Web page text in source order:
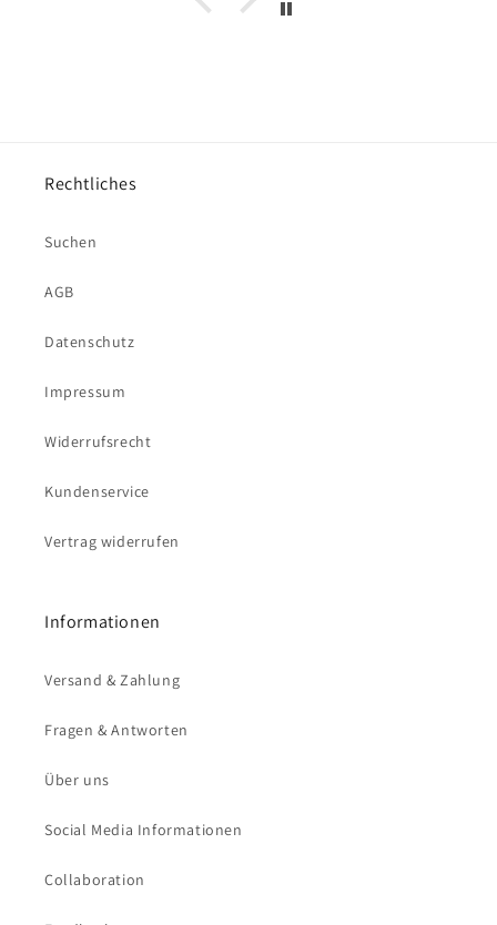
Rechtliches
Suchen
AGB
Datenschutz
Impressum
Widerrufsrecht
Kundenservice
Vertrag widerrufen
Informationen
Versand & Zahlung
Fragen & Antworten
Über uns
Social Media Informationen
Collaboration